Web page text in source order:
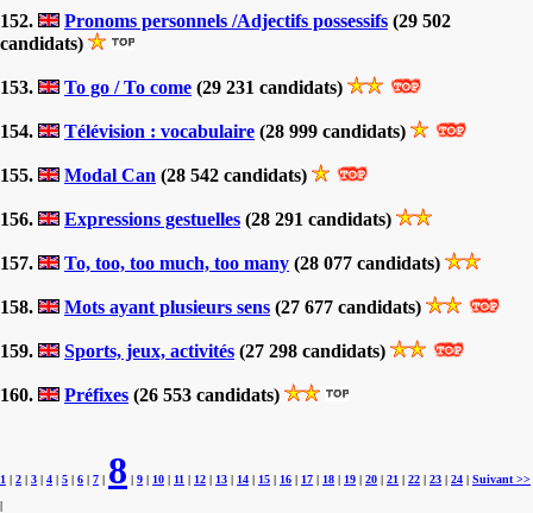
152. Pronoms personnels /Adjectifs possessifs (29 502
candidats)
153. To go / To come (29 231 candidats)
154. Télévision : vocabulaire (28 999 candidats)
155. Modal Can (28 542 candidats)
156. Expressions gestuelles (28 291 candidats)
157. To, too, too much, too many (28 077 candidats)
158. Mots ayant plusieurs sens (27 677 candidats)
159. Sports, jeux, activités (27 298 candidats)
160. Préfixes (26 553 candidats)
1 | 2 | 3 | 4 | 5 | 6 | 7 | 8 | 9 | 10 | 11 | 12 | 13 | 14 | 15 | 16 | 17 | 18 | 19 | 20 | 21 | 22 | 23 | 24 | Suivant >>
|